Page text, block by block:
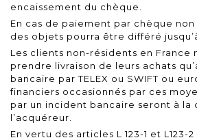
encaissement du chèque.
En cas de paiement par chèque
des objets pourra être différé
Les clients non-résidents en France
prendre livraison de leurs achats
bancaire par TELEX ou SWIFT ou
financiers occasionnés par ces
par un incident bancaire seront à la
l’acquéreur.
En vertu des articles L 123-1 et L123-